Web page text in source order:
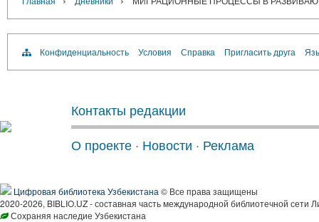
Конфиденциальность Условия Справка Пригласить друга
Контакты редакции
О проекте · Новости · Реклама
Цифровая библиотека Узбекистана © Все права защищены
2020-2026, BIBLIO.UZ - составная часть международной библиотечной сети
Сохраняя наследие Узбекистана